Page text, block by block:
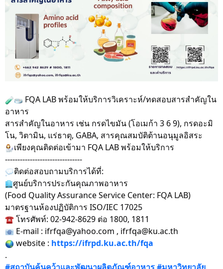
FQA LAB พร้อมให้บริการวิเคราะห์/ทดสอบสารสำคัญใน
อาหาร
สารสำคัญในอาหาร เช่น กรดไขมัน (โอเมก้า 3 6 9), กรดอะมิ
โน, วิตามิน, แร่ธาตุ, GABA, สารคุณสมบัติต้านอนุมูลอิสระ
เพียงคุณติดต่อเข้ามา FQA LAB พร้อมให้บริการ
-------------------------------
ติดต่อสอบถามบริการได้ที่:
ศูนย์บริการประกันคุณภาพอาหาร
(Food Quality Assurance Service Center: FQA LAB)
มาตรฐานห้องปฏิบัติการ ISO/IEC 17025
โทรศัพท์: 02-942-8629 ต่อ 1800, 1811
E-mail : ifrfqa@yahoo.com , ifrfqa@ku.ac.th
website : https://ifrpd.ku.ac.th/fqa
.